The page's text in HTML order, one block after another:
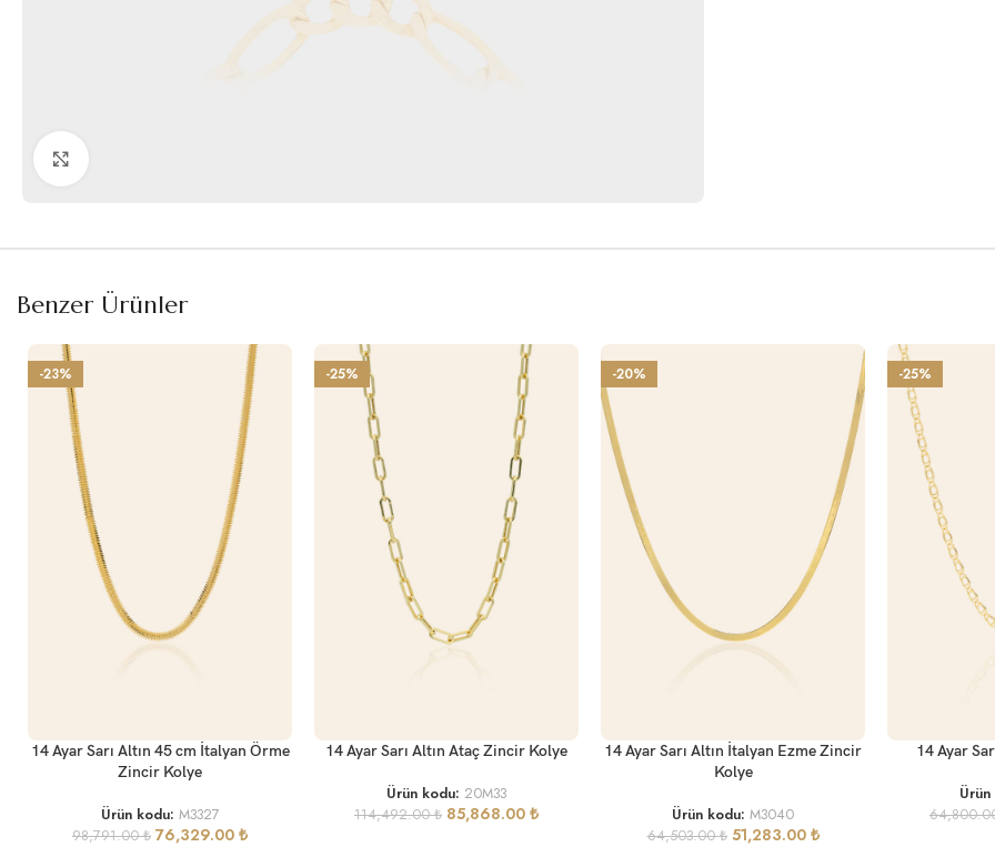
Benzer Ürünler
-23%
SEPETE EKLE
14 Ayar Sarı Altın 45 cm İtalyan Örme
Zincir Kolye
Ürün kodu: M3327
98,791.00₺ 76,329.00 ₺
-25%
SEPETE EKLE
14 Ayar Sarı Altın Ataç Zincir Kolye
Ürün kodu: 20M33
114,492.00₺ 85,868.00 ₺
-20%
SEPETE EKLE
14 Ayar Sarı Altın İtalyan Ezme Zincir
Kolye
Ürün kodu: M3040
64,503.00₺ 51,283.00 ₺
-25%
SEPETE EKLE
14 Ayar